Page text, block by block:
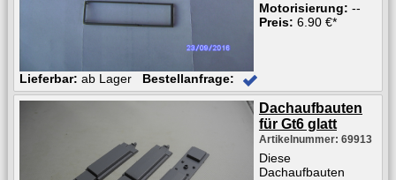
Motorisierung: --
Preis: 6.90 €*
Lieferbar: ab Lager Bestellanfrage:
Dachaufbauten
für Gt6 glatt
Artikelnummer: 69913
Diese
Dachaufbauten